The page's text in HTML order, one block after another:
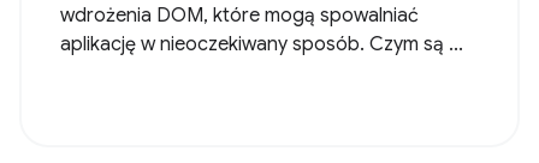
wdrożenia DOM, które mogą spowalniać
aplikację w nieoczekiwany sposób. Czym są ...